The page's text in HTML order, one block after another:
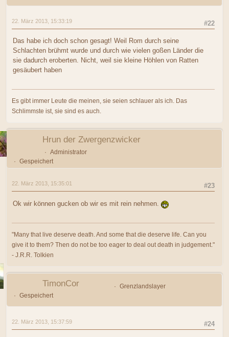
#22
22. März 2013, 15:33:19
Das habe ich doch schon gesagt! Weil Rom durch seine
Schlachten brühmt wurde und durch wie vielen goßen Länder die
sie dadurch eroberten. Nicht, weil sie kleine Höhlen von Ratten
gesäubert haben
Es gibt immer Leute die meinen, sie seien schlauer als ich. Das
Schlimmste ist, sie sind es auch.
Hrun der Zwergenzwicker
Administrator
Gespeichert
#23
22. März 2013, 15:35:01
Ok wir können gucken ob wir es mit rein nehmen.
"Many that live deserve death. And some that die deserve life. Can you
give it to them? Then do not be too eager to deal out death in judgement."
- J.R.R. Tolkien
TimonCor
Grenzlandslayer
Gespeichert
#24
22. März 2013, 15:37:59